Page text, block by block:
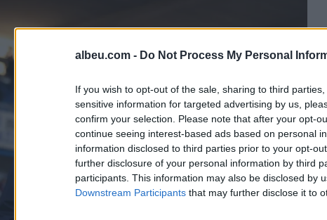
albeu.com - Do Not Process My Personal
If you wish to opt-out of the sale, sharing to third
sensitive information for targeted advertising by us,
confirm your selection. Please note that after your opt-
continue seeing interest-based ads based on personal
information disclosed to third parties prior to your opt-
further disclosure of your personal information by third
participants. This information may also be disclosed by
Downstream Participants that may further disclose it to